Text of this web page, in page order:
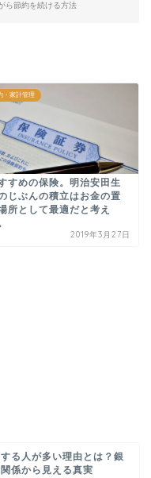
ら節約を続ける方法
・家計管理
すめの保険。明治安田生
じぶんの積立はお金の置
所として最適だと考え
2019年3月27日
る人が多い理由とは？銀
係から見える真実